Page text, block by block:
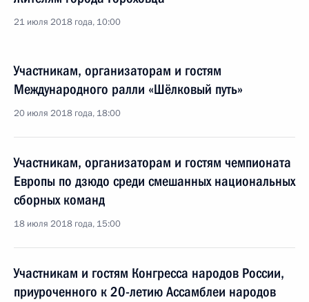
21 июля 2018 года, 10:00
Участникам, организаторам и гостям
Международного ралли «Шёлковый путь»
20 июля 2018 года, 18:00
Участникам, организаторам и гостям чемпионата
Европы по дзюдо среди смешанных национальных
сборных команд
18 июля 2018 года, 15:00
Участникам и гостям Конгресса народов России,
приуроченного к 20-летию Ассамблеи народов